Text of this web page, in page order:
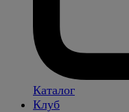
Каталог
Клуб